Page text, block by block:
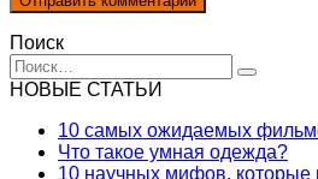
Поиск
Search
for:
НОВЫЕ СТАТЬИ
10 самых ожидаемых
Что такое умная одежда?
10 научных мифов,